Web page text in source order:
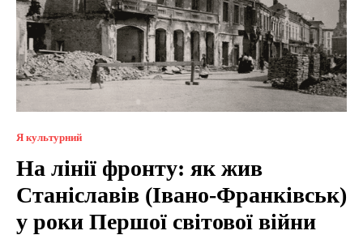
Я культурний
На лінії фронту: як жив
Станіславів (Івано-Франківськ)
у роки Першої світової війни